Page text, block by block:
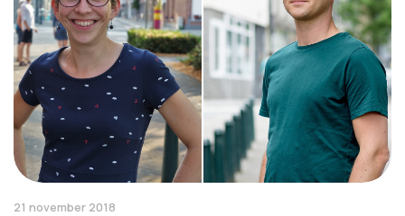
21 november 2018